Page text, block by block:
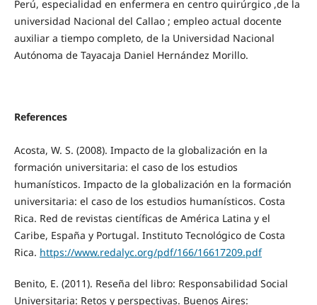
Perú, especialidad en enfermera en centro quirúrgico ,de la
universidad Nacional del Callao ; empleo actual docente
auxiliar a tiempo completo, de la Universidad Nacional
Autónoma de Tayacaja Daniel Hernández Morillo.
References
Acosta, W. S. (2008). Impacto de la globalización en la
formación universitaria: el caso de los estudios
humanísticos. Impacto de la globalización en la formación
universitaria: el caso de los estudios humanísticos. Costa
Rica. Red de revistas científicas de América Latina y el
Caribe, España y Portugal. Instituto Tecnológico de Costa
Rica. https://www.redalyc.org/pdf/166/16617209.pdf
Benito, E. (2011). Reseña del libro: Responsabilidad Social
Universitaria: Retos y perspectivas. Buenos Aires: